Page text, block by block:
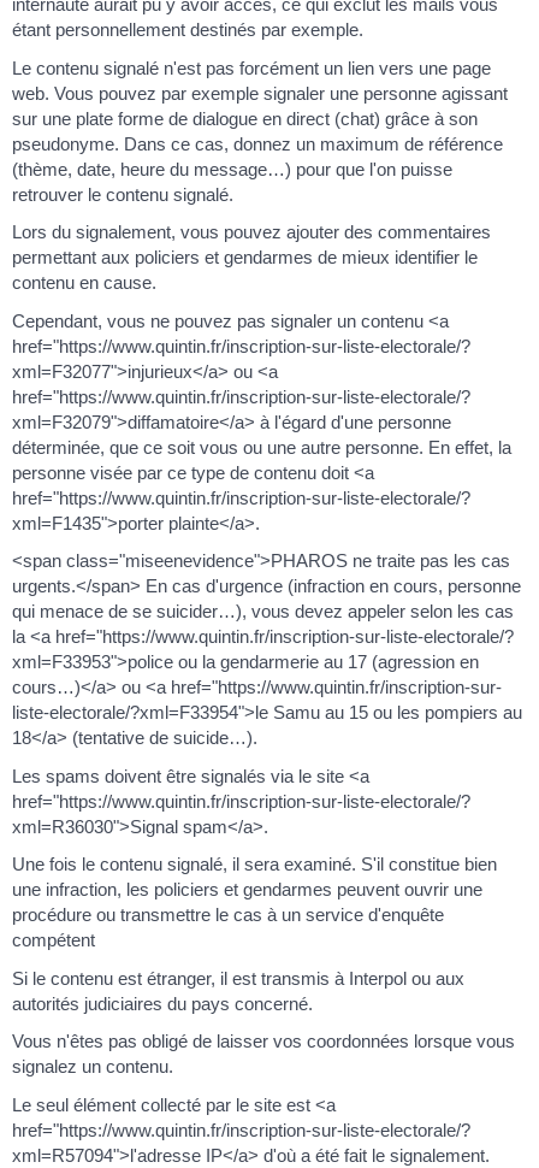
internaute aurait pu y avoir accès, ce qui exclut les mails vous
étant personnellement destinés par exemple.
Le contenu signalé n'est pas forcément un lien vers une page
web. Vous pouvez par exemple signaler une personne agissant
sur une plate forme de dialogue en direct (chat) grâce à son
pseudonyme. Dans ce cas, donnez un maximum de référence
(thème, date, heure du message…) pour que l'on puisse
retrouver le contenu signalé.
Lors du signalement, vous pouvez ajouter des commentaires
permettant aux policiers et gendarmes de mieux identifier le
contenu en cause.
Cependant, vous ne pouvez pas signaler un contenu <a
href="https://www.quintin.fr/inscription-sur-liste-electorale/?
xml=F32077">injurieux</a> ou <a
href="https://www.quintin.fr/inscription-sur-liste-electorale/?
xml=F32079">diffamatoire</a> à l'égard d'une personne
déterminée, que ce soit vous ou une autre personne. En effet, la
personne visée par ce type de contenu doit <a
href="https://www.quintin.fr/inscription-sur-liste-electorale/?
xml=F1435">porter plainte</a>.
<span class="miseenevidence">PHAROS ne traite pas les cas
urgents.</span> En cas d'urgence (infraction en cours, personne
qui menace de se suicider…), vous devez appeler selon les cas
la <a href="https://www.quintin.fr/inscription-sur-liste-electorale/?
xml=F33953">police ou la gendarmerie au 17 (agression en
cours…)</a> ou <a href="https://www.quintin.fr/inscription-sur-
liste-electorale/?xml=F33954">le Samu au 15 ou les pompiers au
18</a> (tentative de suicide…).
Les spams doivent être signalés via le site <a
href="https://www.quintin.fr/inscription-sur-liste-electorale/?
xml=R36030">Signal spam</a>.
Une fois le contenu signalé, il sera examiné. S'il constitue bien
une infraction, les policiers et gendarmes peuvent ouvrir une
procédure ou transmettre le cas à un service d'enquête
compétent
Si le contenu est étranger, il est transmis à Interpol ou aux
autorités judiciaires du pays concerné.
Vous n'êtes pas obligé de laisser vos coordonnées lorsque vous
signalez un contenu.
Le seul élément collecté par le site est <a
href="https://www.quintin.fr/inscription-sur-liste-electorale/?
xml=R57094">l'adresse IP</a> d'où a été fait le signalement.